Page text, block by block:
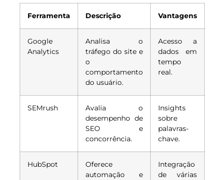
Ferramenta Descrição Vantagens
Google
Analytics
Analisa o
tráfego do site e
o
comportamento
do usuário.
Acesso a
dados em
tempo
real.
SEMrush
Avalia o
desempenho de
SEO e
concorrência.
Insights
sobre
palavras-
chave.
HubSpot
Oferece
automação e
Integração
de várias